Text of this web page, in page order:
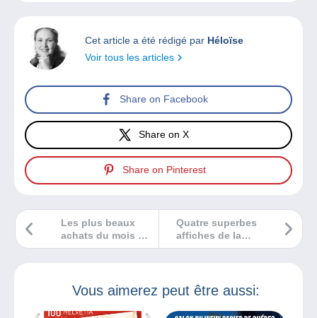
Cet article a été rédigé par Héloïse
Voir tous les articles
Share on Facebook
Share on X
Share on Pinterest
Quatre superbes
affiches de la
Première Guerre
Sébastien
Delcampe grâce à
Affaire conclue !
Les plus beaux
achats du mois de
mars de Sébastien
Vous aimerez peut être aussi: